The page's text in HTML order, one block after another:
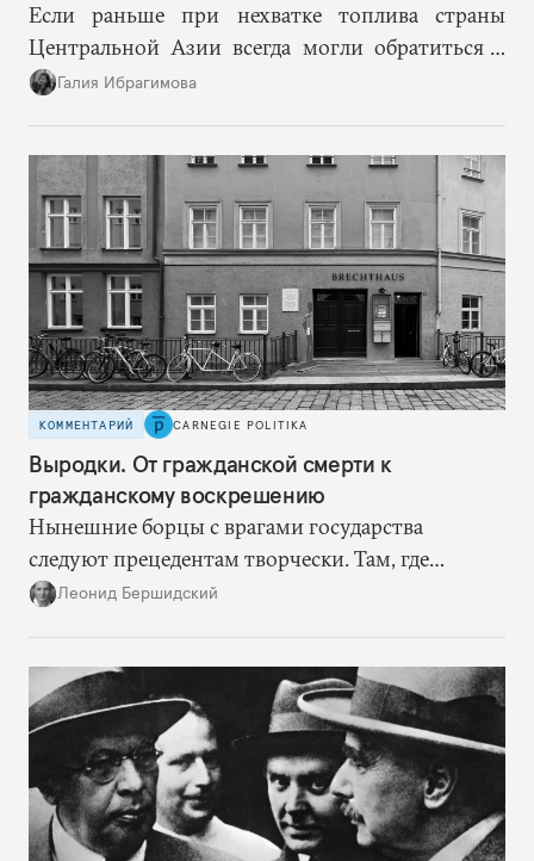
Если раньше при нехватке топлива страны
Центральной Азии всегда могли обратиться к
Москве за дополнительными объемами, то
Галия Ибрагимова
КОММЕНТАРИЙ CARNEGIE POLITIKA
Выродки. От гражданской смерти к
гражданскому воскрешению
Нынешние борцы с врагами государства
следуют прецедентам творчески. Там, где
нацисты торопились в революционном угаре,
сериям ограничений и перекрывая вскрывшиеся
в процессе лазейки.
Леонид Бершидский